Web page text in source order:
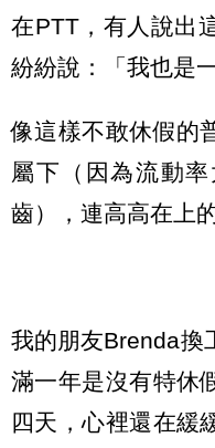
在PTT，有人說出
紛紛說：「我也是
像這樣不敢休假的
屬下（因為流動
齒），連高高在上
我的朋友Brenda換
滿一年是沒有特休
四天，心裡還在緩